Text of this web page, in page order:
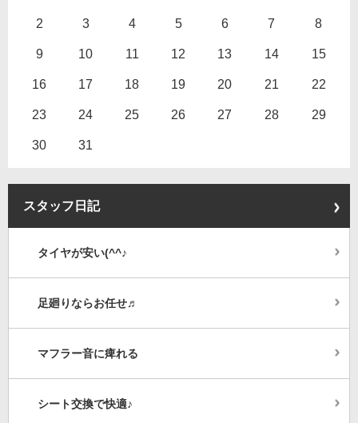
2 3 4 5 6 7 8
9 10 11 12 13 14 15
16 17 18 19 20 21 22
23 24 25 26 27 28 29
30 31
スタッフ日記
タイヤが安い(^^♪
足廻りならお任せ♬
マフラー音に痺れる
シート交換で快適♪